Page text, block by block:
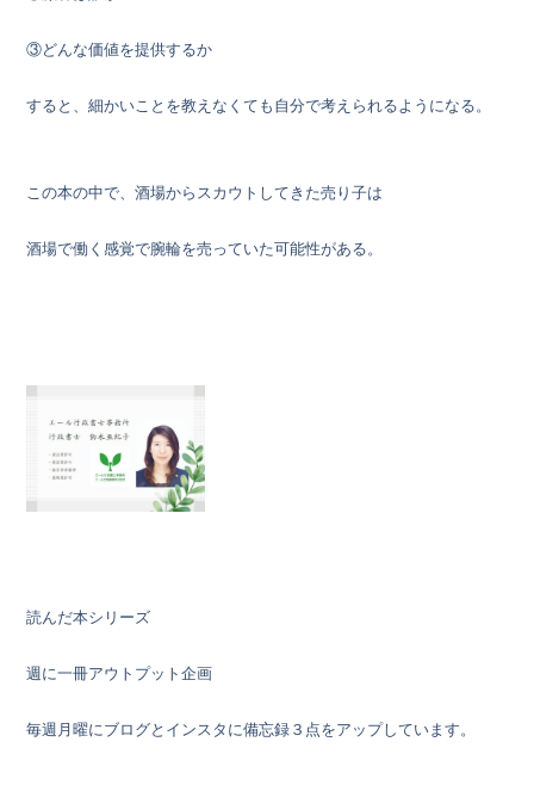
③どんな価値を提供するか
すると、細かいことを教えなくても自分で考えられるようになる。
この本の中で、酒場からスカウトしてきた売り子は
酒場で働く感覚で腕輪を売っていた可能性がある。
読んだ本シリーズ
週に一冊アウトプット企画
毎週月曜にブログとインスタに備忘録３点をアップしています。